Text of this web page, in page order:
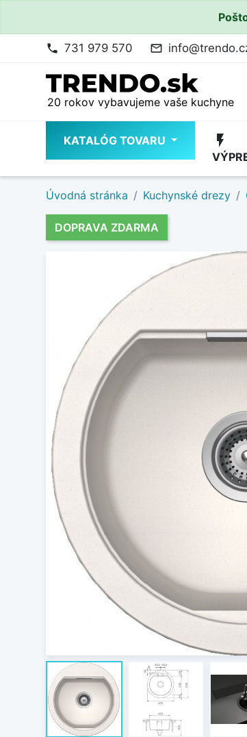
phone 731 979 570 mail_outline
20 rokov vybavujeme vaše kuchyne
KATALÓG TOVARU flash_on
Úvodná stránka Kuchynské drezy
DOPRAVA ZDARMA